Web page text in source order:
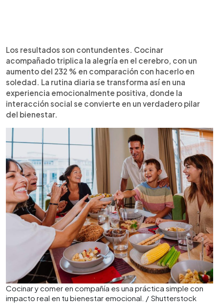
Los resultados son contundentes. Cocinar
acompañado triplica la alegría en el cerebro, con un
aumento del 232 % en comparación con hacerlo en
soledad. La rutina diaria se transforma así en una
experiencia emocionalmente positiva, donde la
interacción social se convierte en un verdadero pilar
del bienestar.
Cocinar y comer en compañía es una práctica simple con
impacto real en tu bienestar emocional. / Shutterstock